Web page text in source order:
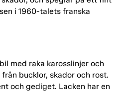
i 1960-talets franska
med raka karosslinjer och
bucklor, skador och rost.
och gediget. Lacken har en